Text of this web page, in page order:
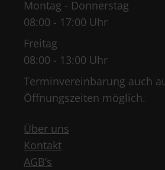
Montag - Donnerstag
08:00 - 17:00 Uhr
Freitag
08:00 - 13:00 Uhr
Terminvereinbarung auch
Öffnungszeiten möglich.
Über uns
Kontakt
AGB’s